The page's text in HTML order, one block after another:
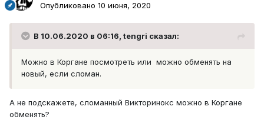
Опубликовано 10 июня, 2020
В 10.06.2020 в 06:16, tengri сказал:
Можно в Коргане посмотреть или можно обменять на
новый, если сломан.
А не подскажете, сломанный Викторинокс можно в Коргане
обменять?